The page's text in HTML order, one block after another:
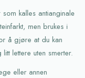
kalles antianginale
men brukes i
å gjøre at du kan
lettere uten smerter.
eller annen